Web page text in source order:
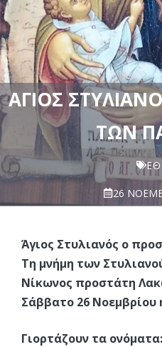
ΆΓΙΟΣ
ΤΩΝ
26
Άγιος Στυλιανός ο
Τη μνήμη των
Νίκωνος προστάτη
Σάββατο 26 Νοεμβρίου
Γιορτάζουν τα ονόματα: